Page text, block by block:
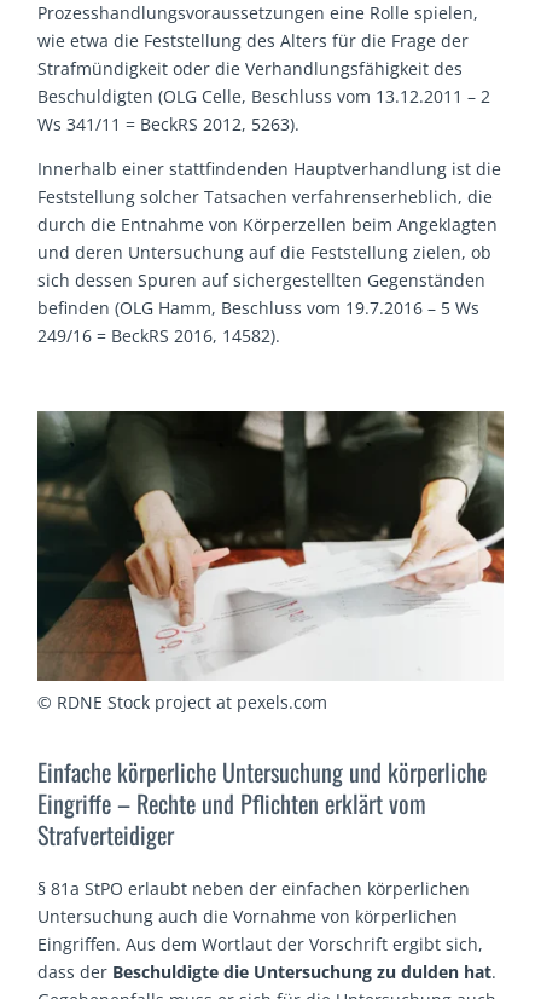
Prozesshandlungsvoraussetzungen eine Rolle spielen,
wie etwa die Feststellung des Alters für die Frage der
Strafmündigkeit oder die Verhandlungsfähigkeit des
Beschuldigten (OLG Celle, Beschluss vom 13.12.2011 – 2
Ws 341/11 = BeckRS 2012, 5263).
Innerhalb einer stattfindenden Hauptverhandlung ist die
Feststellung solcher Tatsachen verfahrenserheblich, die
durch die Entnahme von Körperzellen beim Angeklagten
und deren Untersuchung auf die Feststellung zielen, ob
sich dessen Spuren auf sichergestellten Gegenständen
befinden (OLG Hamm, Beschluss vom 19.7.2016 – 5 Ws
249/16 = BeckRS 2016, 14582).
© RDNE Stock project at pexels.com
Einfache körperliche Untersuchung und körperliche
Eingriffe – Rechte und Pflichten erklärt vom
Strafverteidiger
§ 81a StPO erlaubt neben der einfachen körperlichen
Untersuchung auch die Vornahme von körperlichen
Eingriffen. Aus dem Wortlaut der Vorschrift ergibt sich,
dass der Beschuldigte die Untersuchung zu dulden hat.